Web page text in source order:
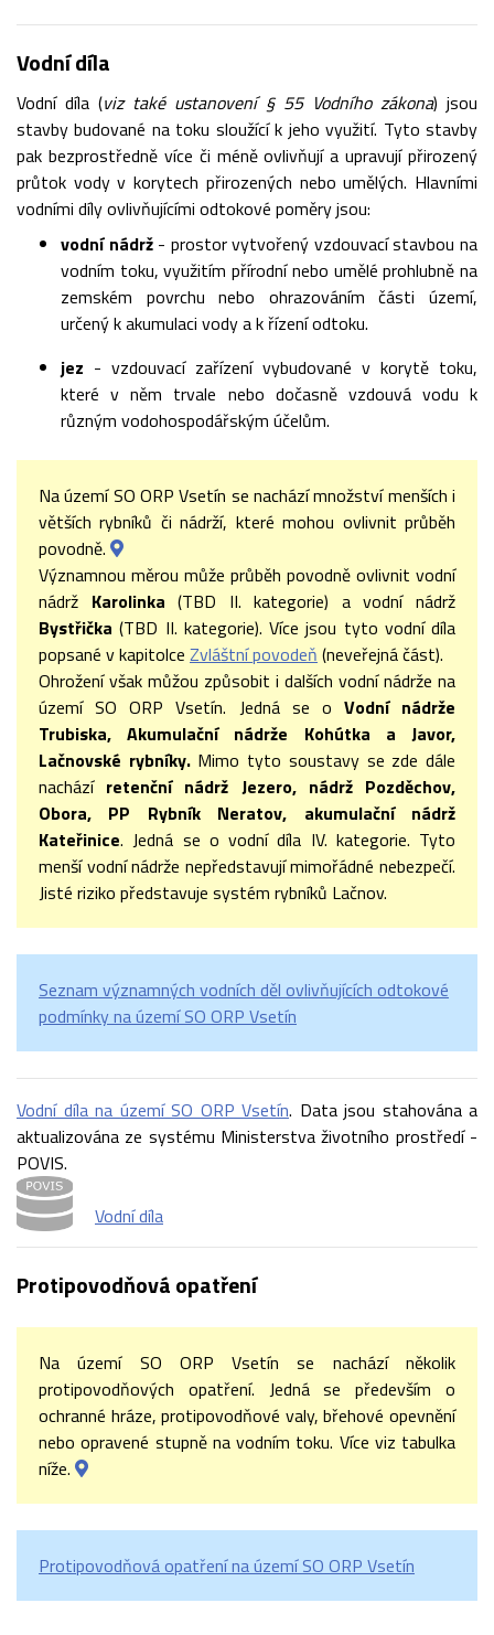
Vodní díla
Vodní díla (viz také ustanovení § 55 Vodního zákona) jsou
stavby budované na toku sloužící k jeho využití. Tyto stavby
pak bezprostředně více či méně ovlivňují a upravují přirozený
průtok vody v korytech přirozených nebo umělých. Hlavními
vodními díly ovlivňujícími odtokové poměry jsou:
vodní nádrž- prostor vytvořený vzdouvací stavbou na
vodním toku, využitím přírodní nebo umělé prohlubně na
zemském povrchu nebo ohrazováním části území,
určený k akumulaci vody a k řízení odtoku.
jez - vzdouvací zařízení vybudované v korytě toku,
které v něm trvale nebo dočasně vzdouvá vodu k
různým vodohospodářským účelům.
Na území SO ORP Vsetín se nachází množství menších i
větších rybníků či nádrží, které mohou ovlivnit průběh
povodně.
Významnou měrou může průběh povodně ovlivnit vodní
nádrž Karolinka (TBD II. kategorie) a vodní nádrž
Bystřička (TBD II. kategorie). Více jsou tyto vodní díla
popsané v kapitolce Zvláštní povodeň (neveřejná část).
Ohrožení však můžou způsobit i dalších vodní nádrže na
území SO ORP Vsetín. Jedná se o Vodní nádrže
Trubiska, Akumulační nádrže Kohútka a Javor,
Lačnovské rybníky. Mimo tyto soustavy se zde dále
nachází retenční nádrž Jezero, nádrž Pozděchov,
Obora, PP Rybník Neratov, akumulační nádrž
Kateřinice. Jedná se o vodní díla IV. kategorie. Tyto
menší vodní nádrže nepředstavují mimořádné nebezpečí.
Jisté riziko představuje systém rybníků Lačnov.
Seznam významných vodních děl ovlivňujících odtokové
podmínky na území SO ORP Vsetín
Vodní díla na území SO ORP Vsetín. Data jsou stahována a
aktualizována ze systému Ministerstva životního prostředí -
POVIS.
Vodní díla
Protipovodňová opatření
Na území SO ORP Vsetín se nachází několik
protipovodňových opatření. Jedná se především o
ochranné hráze, protipovodňové valy, břehové opevnění
nebo opravené stupně na vodním toku. Více viz tabulka
níže.
Protipovodňová opatření na území SO ORP Vsetín